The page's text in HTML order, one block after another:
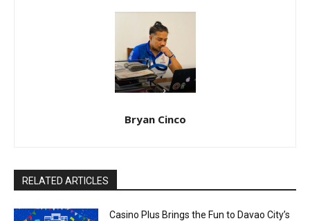
Bryan Cinco
RELATED ARTICLES
Casino Plus Brings the Fun to Davao City’s